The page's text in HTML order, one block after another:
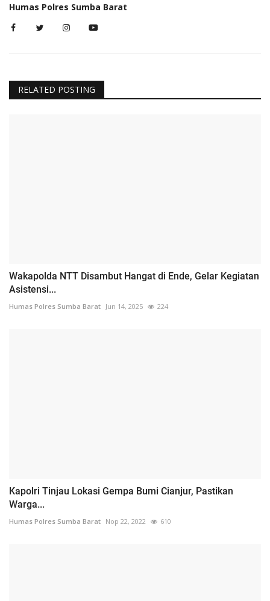
Humas Polres Sumba Barat
RELATED POSTING
Wakapolda NTT Disambut Hangat di Ende, Gelar Kegiatan
Asistensi...
Humas Polres Sumba Barat Jun 14, 2025 224
Kapolri Tinjau Lokasi Gempa Bumi Cianjur, Pastikan
Warga...
Humas Polres Sumba Barat Nop 22, 2022 610